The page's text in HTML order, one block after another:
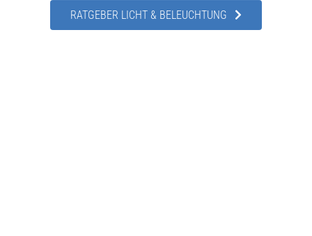
RATGEBER LICHT & BELEUCHTUNG